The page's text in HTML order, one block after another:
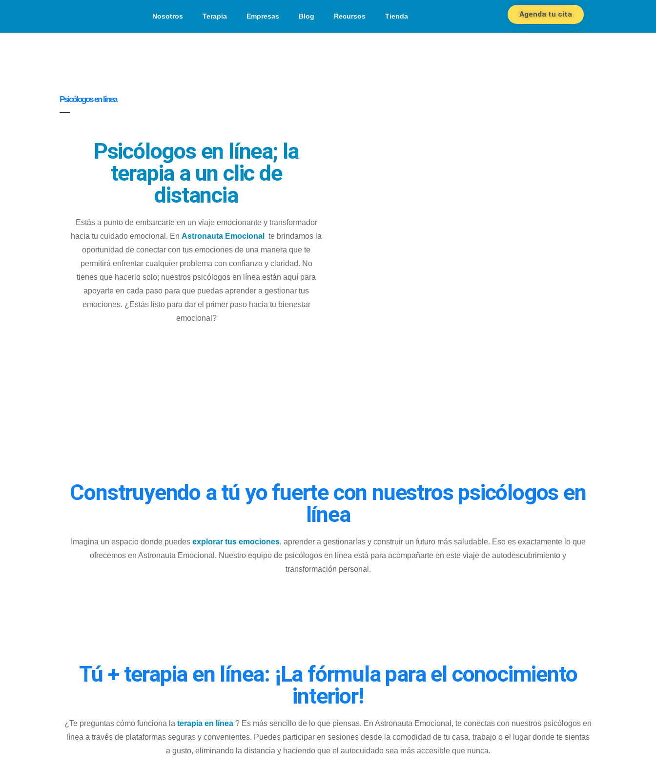
Nosotros Terapia Empresas Blog Recursos Tienda Agenda tu cita
Psicólogos en línea
Psicólogos en línea; la
terapia a un clic de
distancia
Estás a punto de embarcarte en un viaje emocionante y transformador
hacia tu cuidado emocional. En Astronauta Emocional
te brindamos la
oportunidad de conectar con tus emociones de una manera que te
permitirá enfrentar cualquier problema con confianza y claridad. No
tienes que hacerlo solo; nuestros psicólogos en línea están aquí para
apoyarte en cada paso para que puedas aprender a gestionar tus
emociones. ¿Estás listo para dar el primer paso hacia tu bienestar
emocional?
Construyendo a tú yo fuerte con nuestros psicólogos en
línea
Imagina un espacio donde puedes explorar tus emociones, aprender a gestionarlas y construir un futuro más saludable. Eso es exactamente lo que
ofrecemos en Astronauta Emocional. Nuestro equipo de psicólogos en línea está para acompañarte en este viaje de autodescubrimiento y
transformación personal.
Tú + terapia en línea: ¡La fórmula para el conocimiento
interior!
¿Te preguntas cómo funciona la terapia en línea ? Es más sencillo de lo que piensas. En Astronauta Emocional, te conectas con nuestros psicólogos en
línea a través de plataformas seguras y convenientes. Puedes participar en sesiones desde la comodidad de tu casa, trabajo o el lugar donde te sientas
a gusto, eliminando la distancia y haciendo que el autocuidado sea más accesible que nunca.